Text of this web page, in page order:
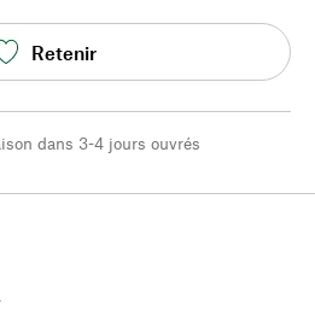
Retenir
dans 3-4 jours ouvrés